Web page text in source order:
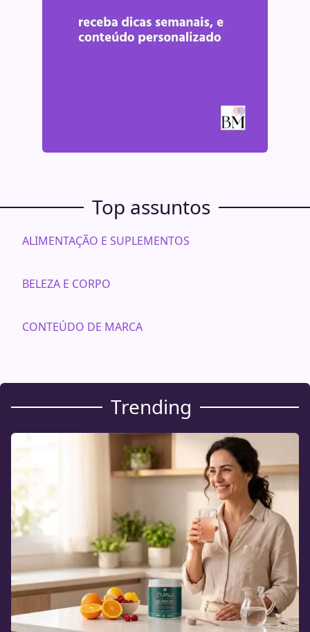
Top assuntos
ALIMENTAÇÃO E SUPLEMENTOS
BELEZA E CORPO
CONTEÚDO DE MARCA
Trending